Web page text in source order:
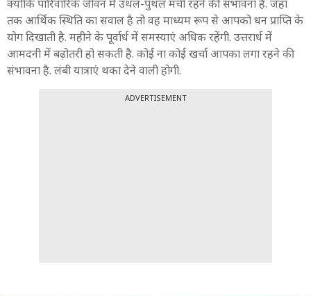
क्योंकि पारिवारिक जीवन में उथल-पुथल मची रहने की संभावना है. जहां
तक आर्थिक स्थिति का सवाल है तो वह माध्यम रूप से आपको धन प्राप्ति के
योग दिखाती है. महीने के पूर्वार्ध में समस्याएं अधिक रहेंगी. उत्तरार्ध में
आमदनी में बढ़ोतरी हो सकती है. कोई ना कोई खर्चा आपका लगा रहने की
संभावना है. लंबी यात्राएं थका देने वाली होगी.
ADVERTISEMENT